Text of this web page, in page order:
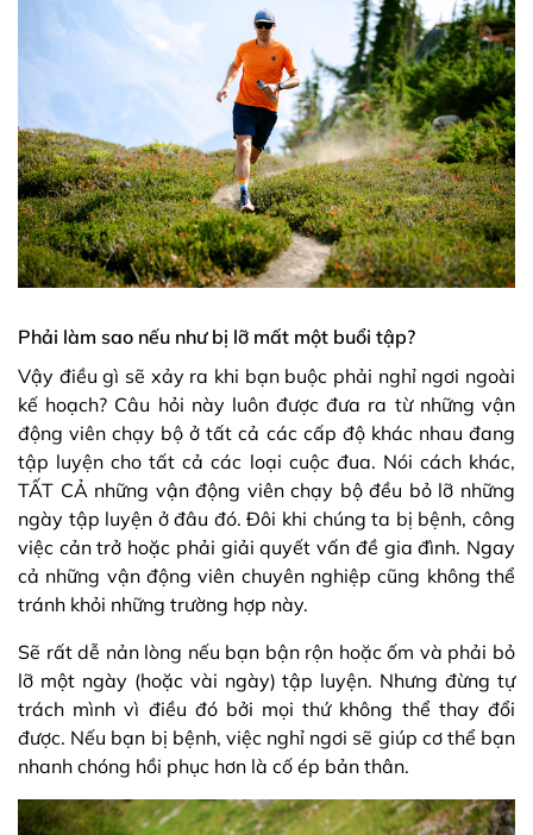
Phải làm sao nếu như bị lỡ mất một buổi tập?
Vậy điều gì sẽ xảy ra khi bạn buộc phải nghỉ ngơi ngoài
kế hoạch? Câu hỏi này luôn được đưa ra từ những vận
động viên chạy bộ ở tất cả các cấp độ khác nhau đang
tập luyện cho tất cả các loại cuộc đua. Nói cách khác,
TẤT CẢ những vận động viên chạy bộ đều bỏ lỡ những
ngày tập luyện ở đâu đó. Đôi khi chúng ta bị bệnh, công
việc cản trở hoặc phải giải quyết vấn đề gia đình. Ngay
cả những vận động viên chuyên nghiệp cũng không thể
tránh khỏi những trường hợp này.
Sẽ rất dễ nản lòng nếu bạn bận rộn hoặc ốm và phải bỏ
lỡ một ngày (hoặc vài ngày) tập luyện. Nhưng đừng tự
trách mình vì điều đó bởi mọi thứ không thể thay đổi
được. Nếu bạn bị bệnh, việc nghỉ ngơi sẽ giúp cơ thể bạn
nhanh chóng hồi phục hơn là cố ép bản thân.